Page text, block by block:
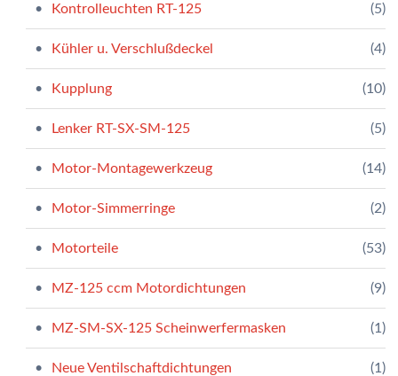
Kontrolleuchten RT-125 (5)
Kühler u. Verschlußdeckel (4)
Kupplung (10)
Lenker RT-SX-SM-125 (5)
Motor-Montagewerkzeug (14)
Motor-Simmerringe (2)
Motorteile (53)
MZ-125 ccm Motordichtungen (9)
MZ-SM-SX-125 Scheinwerfermasken (1)
Neue Ventilschaftdichtungen (1)